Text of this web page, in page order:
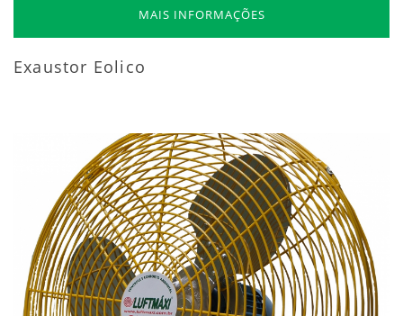
MAIS INFORMAÇÕES
Exaustor Eolico